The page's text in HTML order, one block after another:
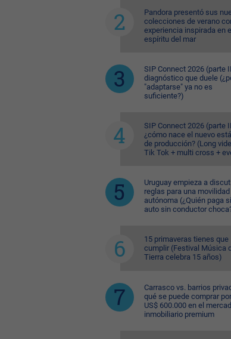
Pandora presentó sus
colecciones de verano
experiencia inspirada en
espíritu del mar
SIP Connect 2026 (parte
diagnóstico que duele
"adaptarse" ya no es
suficiente?)
SIP Connect 2026 (parte
¿cómo nace el nuevo
de producción? (Long
Tik Tok + multi cross +
Uruguay empieza a
reglas para una movilidad
autónoma (¿Quién paga
auto sin conductor
15 primaveras tienes que
cumplir (Festival Música
Tierra celebra 15 años)
Carrasco vs. barrios
qué se puede comprar
US$ 600.000 en el
inmobiliario premium